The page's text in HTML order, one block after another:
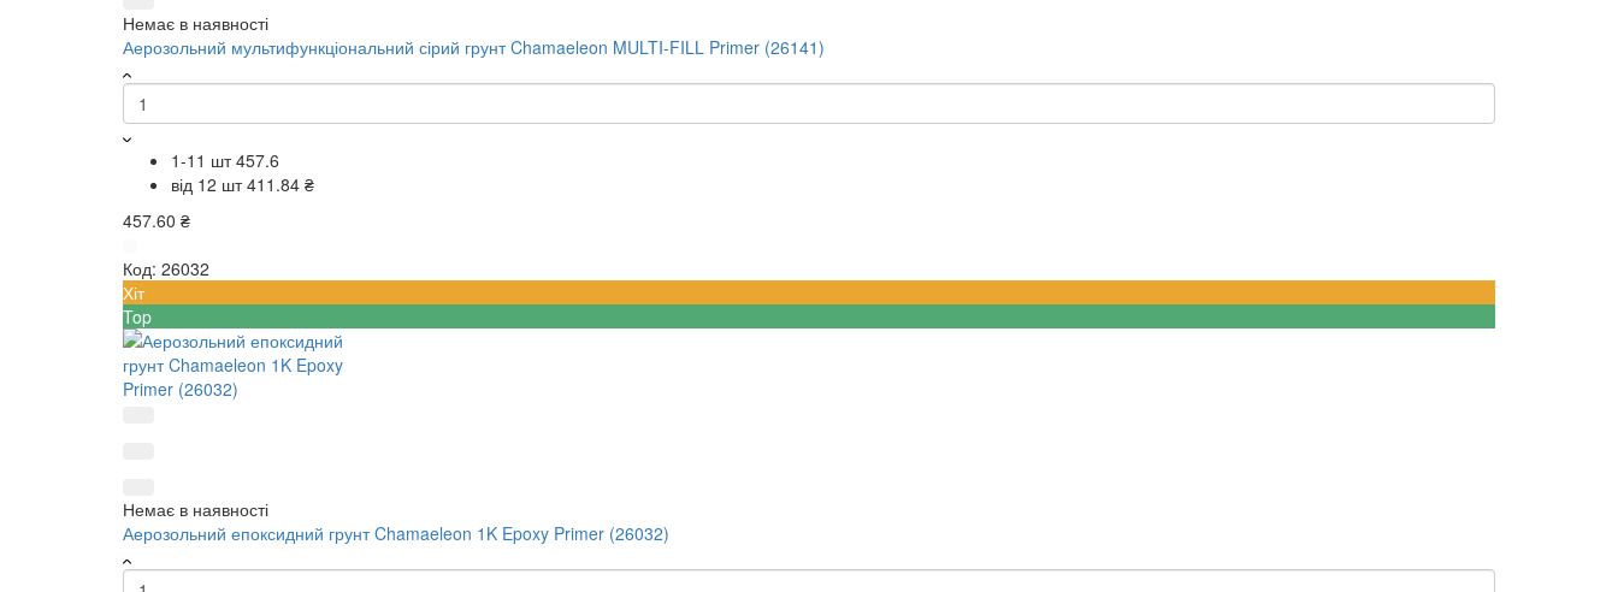
Немає в наявності
Аерозольний мультифункціональний сірий грунт Chamaeleon MULTI-FILL Primer (26141)
1-11 шт457.6
від 12 шт411.84 ₴
457.60 ₴
Код: 26032
Хіт
Top
Немає в наявності
Аерозольний епоксидний грунт Chamaeleon 1K Epoxy Primer (26032)